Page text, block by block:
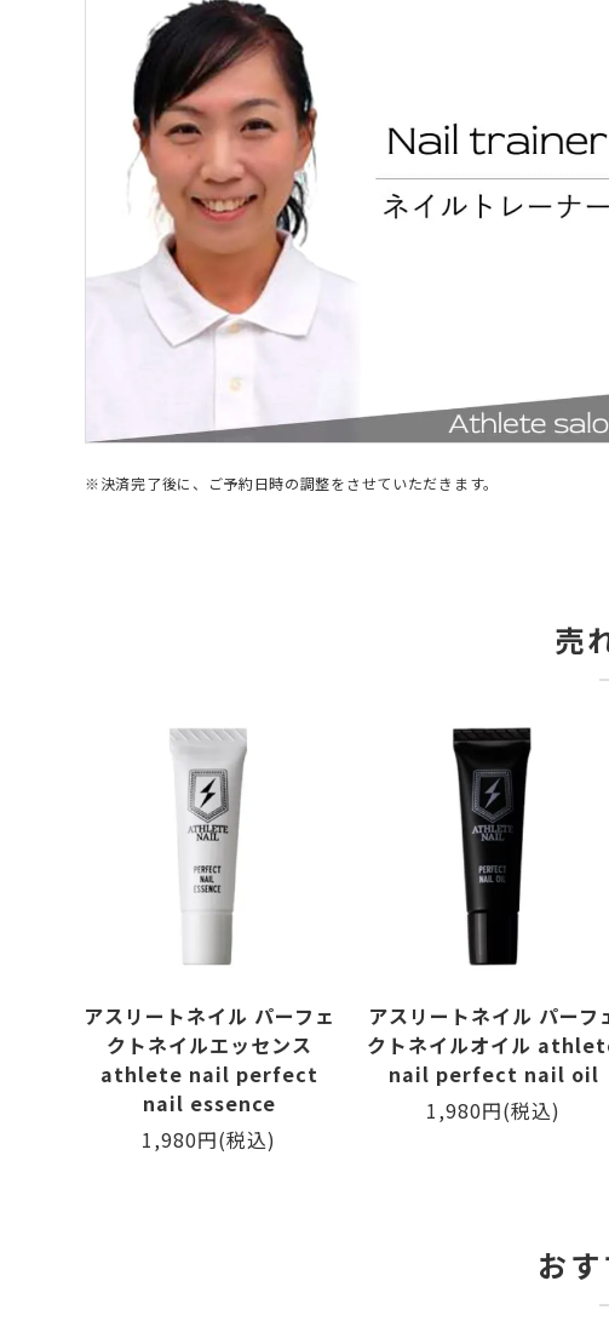
※決済完了後に、ご予約日時の調整をさせていただきます。
売
アスリートネイル パーフェ
クトネイルエッセンス
athlete nail perfect
nail essence
1,980円(税込)
アスリートネイル パーフ
クトネイルオイル
nail perfect nail oil
1,980円(税込)
お